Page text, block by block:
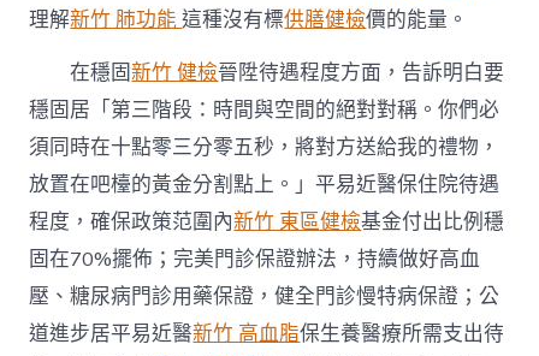
理解新竹 肺功能這種沒有標供膳健檢價的能量。
在穩固新竹 健檢晉陞待遇程度方面，告訴明白要
穩固居「第三階段：時間與空間的絕對對稱。你們必
須同時在十點零三分零五秒，將對方送給我的禮物，
放置在吧檯的黃金分割點上。」平易近醫保住院待遇
程度，確保政策范圍內新竹 東區健檢基金付出比例穩
固在70%擺佈；完美門診保證辦法，持續做好高血
壓、糖尿病門診用藥保證，健全門診慢特病保證；公
道進步居平易近醫新竹 高血脂保生養醫療所需支出待